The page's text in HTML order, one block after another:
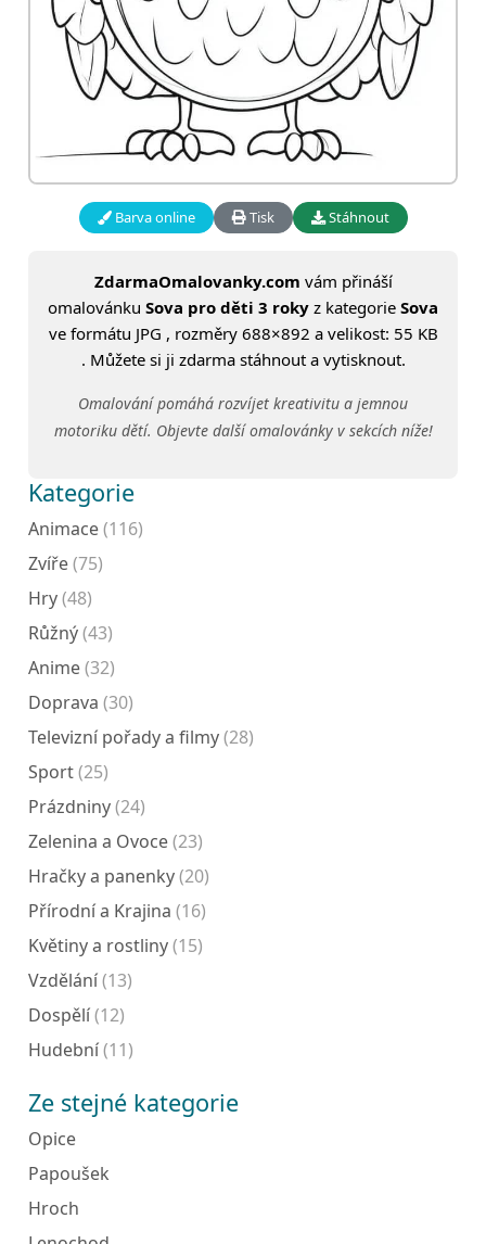
Barva online Tisk Stáhnout
ZdarmaOmalovanky.com vám přináší
omalovánku Sova pro děti 3 roky z kategorie Sova
ve formátu JPG , rozměry 688×892 a velikost: 55 KB
. Můžete si ji zdarma stáhnout a vytisknout.
Omalování pomáhá rozvíjet kreativitu a jemnou
motoriku dětí. Objevte další omalovánky v sekcích níže!
Kategorie
Animace(116)
Zvíře(75)
Hry(48)
Růžný(43)
Anime(32)
Doprava (30)
Televizní pořady a filmy(28)
Sport(25)
Prázdniny(24)
Zelenina a Ovoce(23)
Hračky a panenky(20)
Přírodní a Krajina (16)
Květiny a rostliny(15)
Vzdělání(13)
Dospělí(12)
Hudební(11)
Ze stejné kategorie
Opice
Papoušek
Hroch